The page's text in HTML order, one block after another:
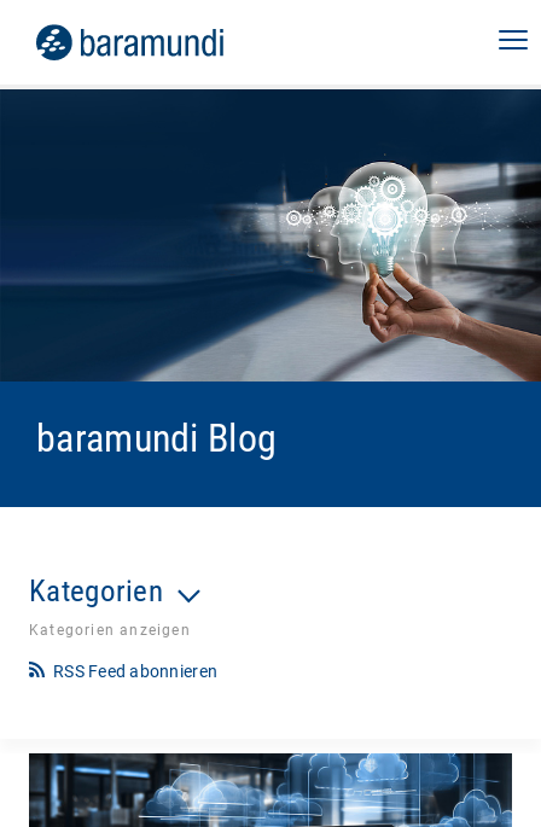
baramundi Blog
Kategorien
Kategorien anzeigen
RSS Feed abonnieren